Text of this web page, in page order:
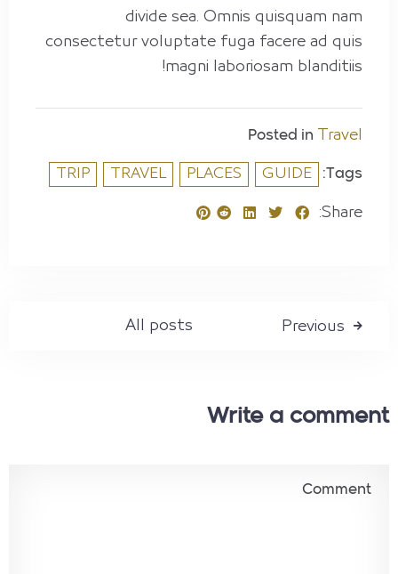
divide sea. Omnis quisquam nam
consectetur voluptate fuga facere ad quis
magni laboriosam blanditiis!
Posted in Travel
Tags:
GUIDE
PLACES
TRAVEL
TRIP
Share:
Previous
All posts
Write a comment